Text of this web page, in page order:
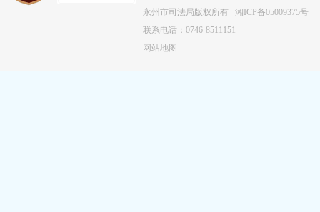
永州市司法局版权所有 湘ICP备05009375号
联系电话：0746-8511151
网站地图